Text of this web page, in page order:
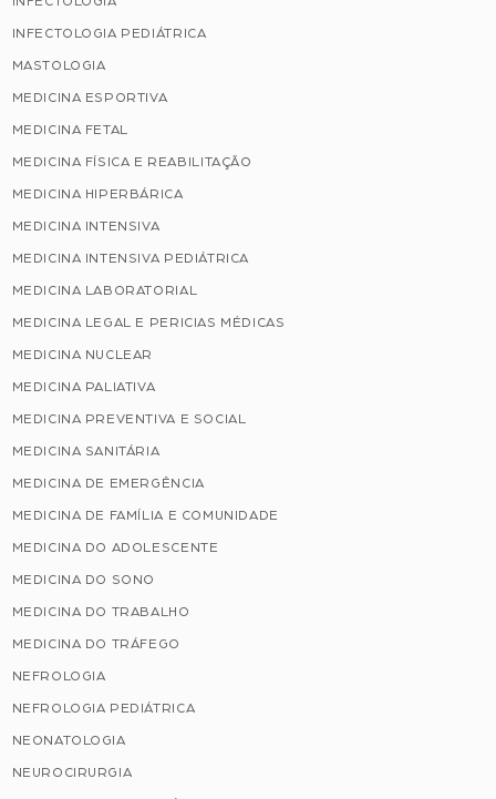
INFECTOLOGIA PEDIÁTRICA
MASTOLOGIA
MEDICINA ESPORTIVA
MEDICINA FETAL
MEDICINA FÍSICA E REABILITAÇÃO
MEDICINA HIPERBÁRICA
MEDICINA INTENSIVA
MEDICINA INTENSIVA PEDIÁTRICA
MEDICINA LABORATORIAL
MEDICINA LEGAL E PERICIAS MÉDICAS
MEDICINA NUCLEAR
MEDICINA PALIATIVA
MEDICINA PREVENTIVA E SOCIAL
MEDICINA SANITÁRIA
MEDICINA DE EMERGÊNCIA
MEDICINA DE FAMÍLIA E COMUNIDADE
MEDICINA DO ADOLESCENTE
MEDICINA DO SONO
MEDICINA DO TRABALHO
MEDICINA DO TRÁFEGO
NEFROLOGIA
NEFROLOGIA PEDIÁTRICA
NEONATOLOGIA
NEUROCIRURGIA